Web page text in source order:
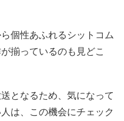
個性あふれるシットコム
揃っているのも見どこ
となるため、気になって
は、この機会にチェック